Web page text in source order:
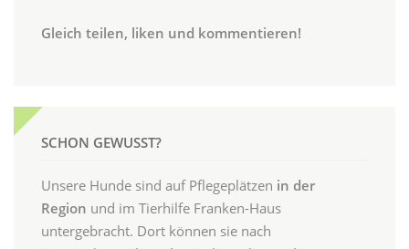
Gleich teilen, liken und kommentieren!
SCHON GEWUSST?
Unsere Hunde sind auf Pflegeplätzen in der
Region und im Tierhilfe Franken-Haus
untergebracht. Dort können sie nach